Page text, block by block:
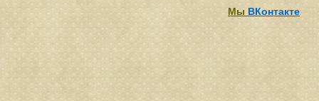
Мы ВКонтакте